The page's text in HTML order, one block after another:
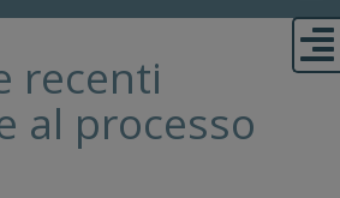
recenti
al processo